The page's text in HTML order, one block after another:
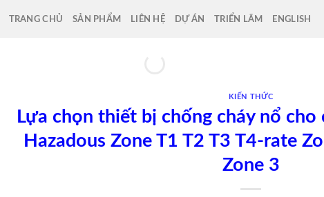
TRANG CHỦ SẢN PHẨM LIÊN HỆ DỰ ÁN TRIỂN LÃM ENGLISH
KIẾN THỨC
Lựa chọn thiết bị chống cháy nổ cho
Hazadous Zone T1 T2 T3 T4-rate
Zone 3